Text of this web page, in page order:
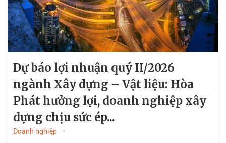
Dự báo lợi nhuận quý II/2026
ngành Xây dựng – Vật liệu: Hòa
Phát hưởng lợi, doanh nghiệp xây
dựng chịu sức ép...
Doanh nghiệp